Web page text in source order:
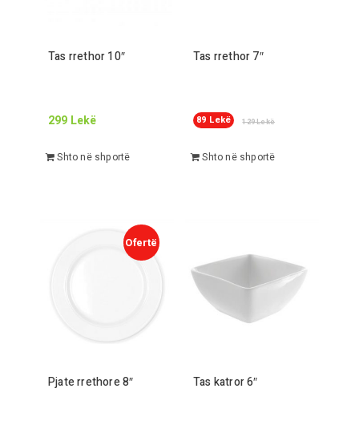
Tas rrethor10″
299 Lekë
Shto në shportë
Tas rrethor7″
129Lekë
89 Lekë
Shto në shportë
Pjate rrethore8″ Tas katror6″